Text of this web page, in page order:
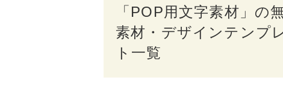
「POP用文字素材」の
素材・デザインテンプ
ト一覧